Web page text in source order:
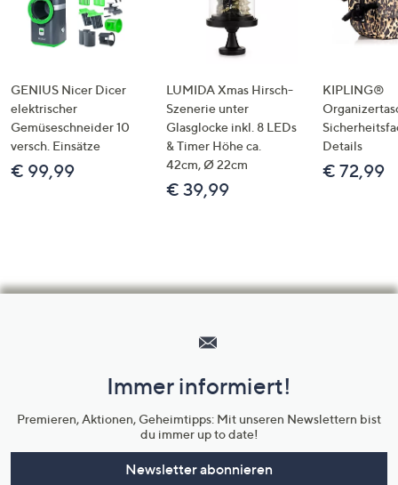
GENIUS Nicer Dicer
elektrischer
Gemüseschneider 10
versch. Einsätze
€ 99,99
LUMIDA Xmas Hirsch-
Szenerie unter
Glasglocke inkl. 8 LEDs
& Timer Höhe ca.
42cm, Ø 22cm
€ 39,99
KIPLING®
Details
€ 72,99
Unternehmensinformationen
Immer informiert!
Premieren, Aktionen, Geheimtipps: Mit unseren Newslettern bist
du immer up to date!
Newsletter abonnieren